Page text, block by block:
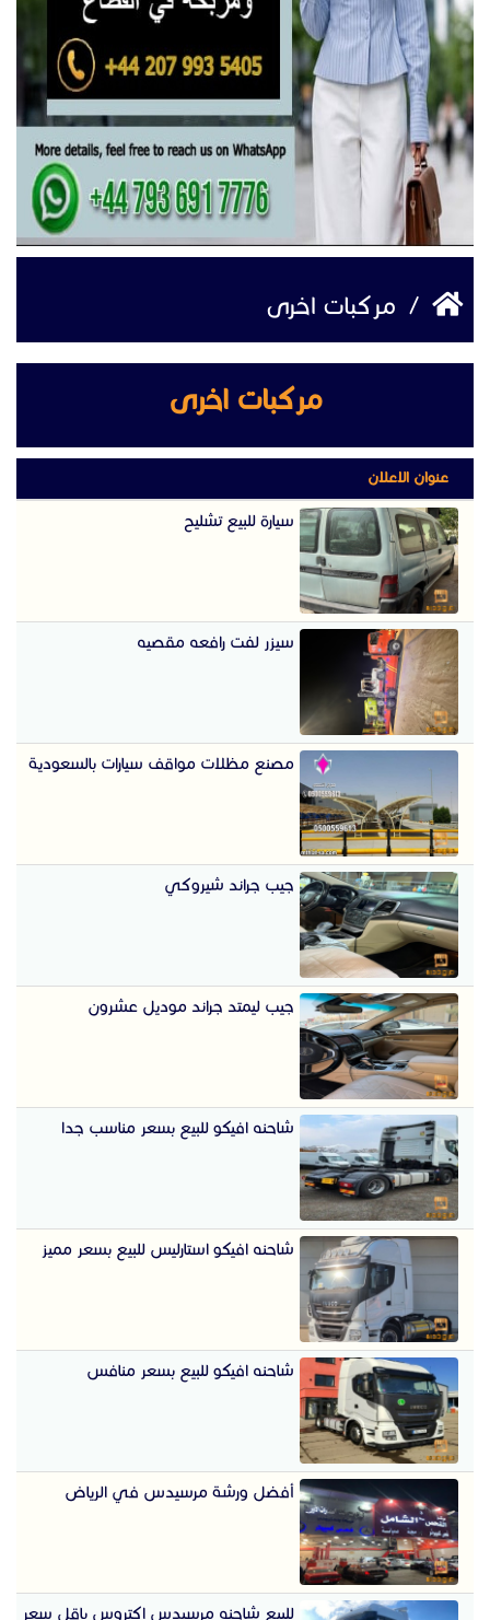
/ مركبات اخرى
مركبات اخرى
عنوان الاعلان
سيارة للبيع تشليح
سيزر لفت رافعه مقصيه
مصنع مظلات مواقف سيارات بالسعودية
جيب جراند شيروكي
جيب ليمتد جراند موديل عشرون
شاحنه افيكو للبيع بسعر مناسب جدا
شاحنه افيكو استارليس للبيع بسعر مميز
شاحنه افيكو للبيع بسعر منافس
أفضل ورشة مرسيدس في الرياض
للبيع شاحنه مرسيدس اكتروس باقل سعر